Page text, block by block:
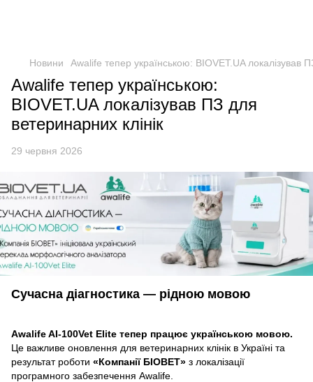
Новини Awalife тепер українською: BIOVET.UA локалізував
Awalife тепер українською:
BIOVET.UA локалізував ПЗ для
ветеринарних клінік
29 червня 2026
Сучасна діагностика — рідною мовою
Awalife AI-100Vet Elite тепер працює українською мовою.
Це важливе оновлення для ветеринарних клінік в Україні та
результат роботи «Компанії БІОВЕТ» з локалізації
програмного забезпечення Awalife.